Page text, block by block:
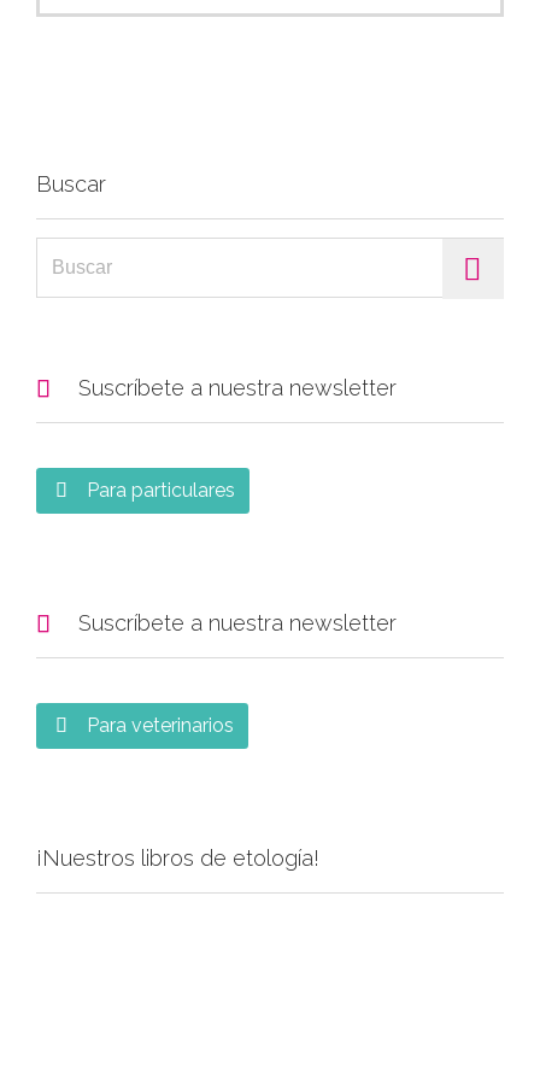
Buscar
 Suscríbete a nuestra newsletter
 Para particulares
 Suscríbete a nuestra newsletter
 Para veterinarios
¡Nuestros libros de etología!